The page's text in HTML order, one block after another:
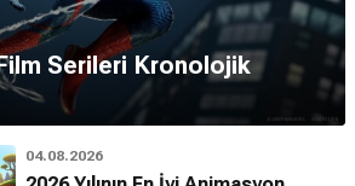
Serileri Kronolojik
04.08.2026